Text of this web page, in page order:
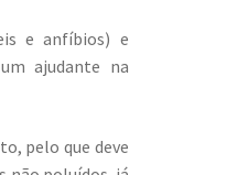
e anfíbios) e
ajudante na
pelo que deve